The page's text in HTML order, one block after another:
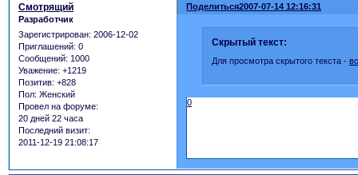
Поделиться2007-07-14 12:16:31
Смотрящий
Разработчик
Зарегистрирован: 2006-12-02
Приглашений: 0
Сообщений: 1000
Уважение: +1219
Позитив: +828
Пол: Женский
Провел на форуме:
20 дней 22 часа
Последний визит:
2011-12-19 21:08:17
Скрытый текст:
Для просмотра скрытого текста -
0